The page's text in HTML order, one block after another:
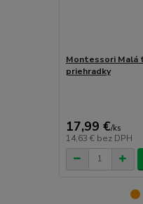
Montessori Malá
priehradky
17,99 €/ks
14,63 € bez DPH